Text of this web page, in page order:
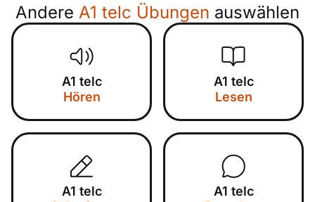
Andere A1 telc Übungen auswählen
A1 telc
Hören
A1 telc
Lesen
A1 telc
A1 telc